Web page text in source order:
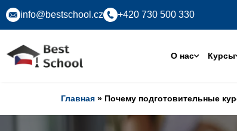
info@bestschool.cz +420 730 500 330
О нас Курсы
Главная » Почему подготовительные